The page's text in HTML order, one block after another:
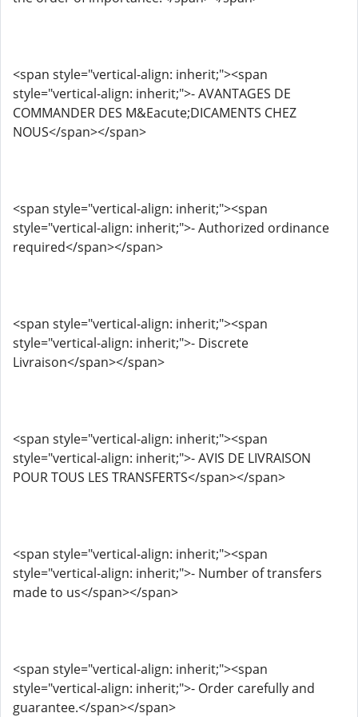
<span style="vertical-align: inherit;"><span
style="vertical-align: inherit;">- AVANTAGES DE
COMMANDER DES M&Eacute;DICAMENTS CHEZ
NOUS</span></span>
<span style="vertical-align: inherit;"><span
style="vertical-align: inherit;">- Authorized ordinance
required</span></span>
<span style="vertical-align: inherit;"><span
style="vertical-align: inherit;">- Discrete
Livraison</span></span>
<span style="vertical-align: inherit;"><span
style="vertical-align: inherit;">- AVIS DE LIVRAISON
POUR TOUS LES TRANSFERTS</span></span>
<span style="vertical-align: inherit;"><span
style="vertical-align: inherit;">- Number of transfers
made to us</span></span>
<span style="vertical-align: inherit;"><span
style="vertical-align: inherit;">- Order carefully and
guarantee.</span></span>